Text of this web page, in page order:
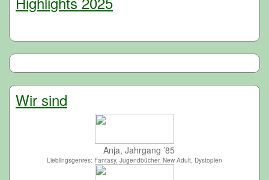
Wir sind
Anja, Jahrgang ’85
Lieblingsgenres: Fantasy, Jugendbücher, New Adult, Dystopien